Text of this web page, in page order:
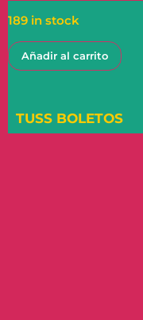
189 in stock
Añadir al carrito
TUSS BOLETOS